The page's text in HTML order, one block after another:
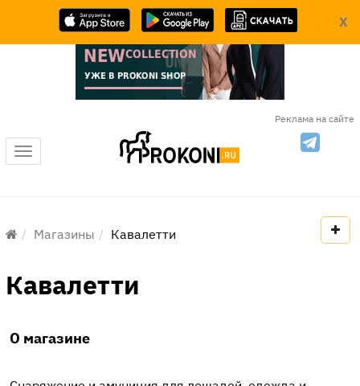
X
Реклама на сайте
Меню
Магазины Кавалетти
Кавалетти
О магазине